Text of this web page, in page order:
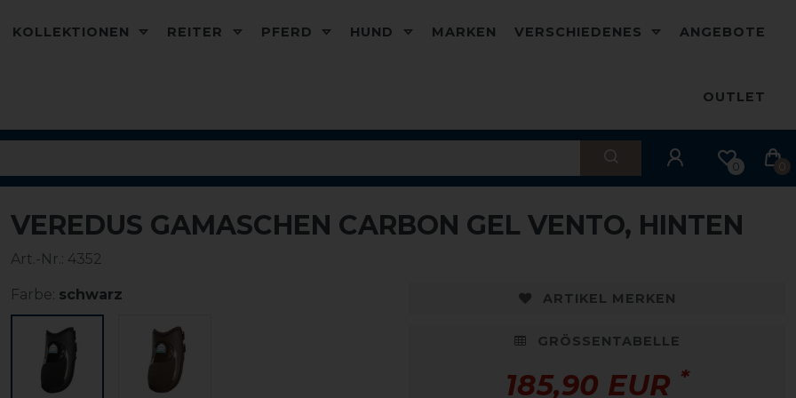
KOLLEKTIONEN REITER PFERD HUND MARKEN VERSCHIEDENES ANGEBOTE
OUTLET
0 0
VEREDUS GAMASCHEN CARBON GEL VENTO, HINTEN
Art.-Nr.: 4352
Farbe: schwarz ARTIKEL MERKEN
GRÖSSENTABELLE
185,90 EUR *